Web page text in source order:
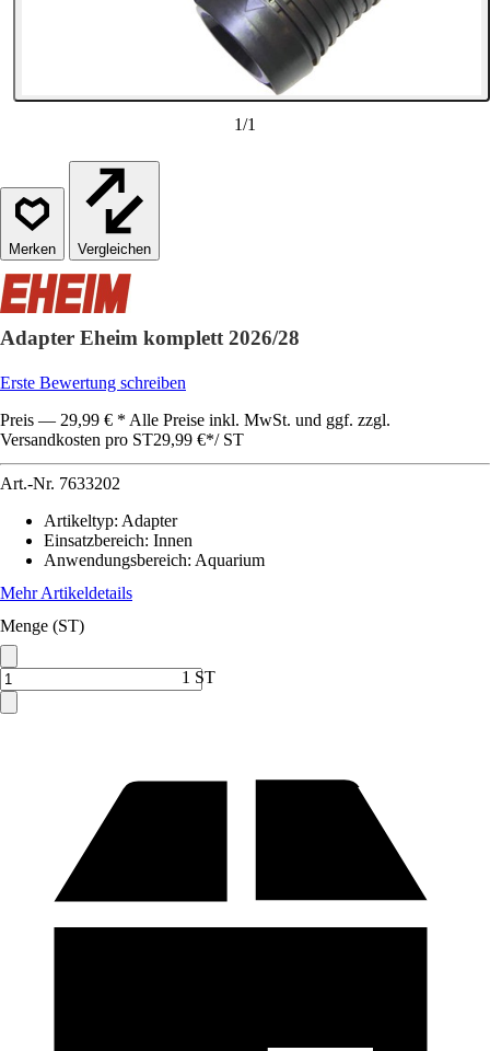
1/1
Vergleichen
Adapter Eheim komplett 2026/28
Erste Bewertung schreiben
Preis — 29,99 € * Alle Preise inkl. MwSt. und ggf. zzgl.
Versandkosten pro ST29,99 €*/ ST
Art.-Nr. 7633202
Artikeltyp: Adapter
Einsatzbereich: Innen
Anwendungsbereich: Aquarium
Mehr Artikeldetails
Menge (ST)
1 ST